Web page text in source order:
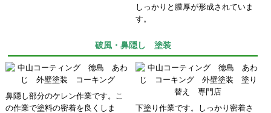
しっかりと膜厚が形成されていま
す。
破風・鼻隠し 塗装
鼻隠し部分のケレン作業です。こ
の作業で塗料の密着を良くしま
下塗り作業です。しっかり密着さ